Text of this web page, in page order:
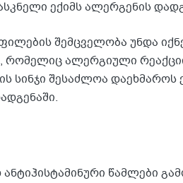
ექიმს ალერგენის
შემცველობა უნდა
რომელიც ალერგიული
სინჯი შესაძლოა დაეხმაროს
წამლები